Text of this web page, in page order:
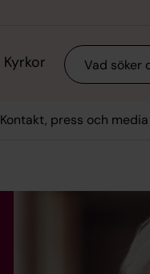
Kyrkor Sök
Kontakt, press och media